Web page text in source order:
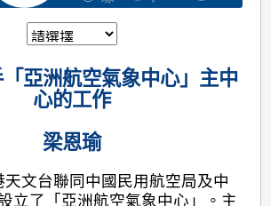
亞洲航空氣象中心」主中
心的工作
梁恩瑜
文台聯同中國民用航空局及中
立了「亞洲航空氣象中心」。主